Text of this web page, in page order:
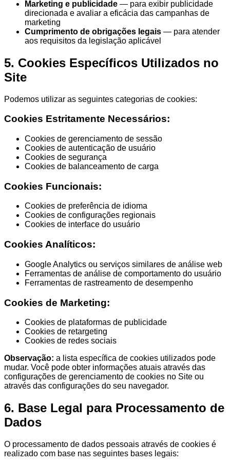
Marketing e publicidade — para exibir publicidade
direcionada e avaliar a eficácia das campanhas de
marketing
Cumprimento de obrigações legais — para atender
aos requisitos da legislação aplicável
5. Cookies Específicos Utilizados no
Site
Podemos utilizar as seguintes categorias de cookies:
Cookies Estritamente Necessários:
Cookies de gerenciamento de sessão
Cookies de autenticação de usuário
Cookies de segurança
Cookies de balanceamento de carga
Cookies Funcionais:
Cookies de preferência de idioma
Cookies de configurações regionais
Cookies de interface do usuário
Cookies Analíticos:
Google Analytics ou serviços similares de análise web
Ferramentas de análise de comportamento do usuário
Ferramentas de rastreamento de desempenho
Cookies de Marketing:
Cookies de plataformas de publicidade
Cookies de retargeting
Cookies de redes sociais
Observação: a lista específica de cookies utilizados pode
mudar. Você pode obter informações atuais através das
configurações de gerenciamento de cookies no Site ou
através das configurações do seu navegador.
6. Base Legal para Processamento de
Dados
O processamento de dados pessoais através de cookies é
realizado com base nas seguintes bases legais: